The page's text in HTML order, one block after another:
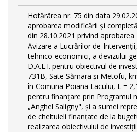
Hotărârea nr. 75 din data
aprobarea modificării şi
din 28.10.2021 privind
Avizare a Lucrărilor de
tehnico-economici, a devizului
D.A.L.I. pentru obiectivul de
731B, Sate Sămara și Metofu,
în Comuna Poiana Lacului, L =
pentru finanțare prin Programul
„Anghel Saligny", și a sumei
de cheltuieli finanțate de la
realizarea obiectivului de investiții